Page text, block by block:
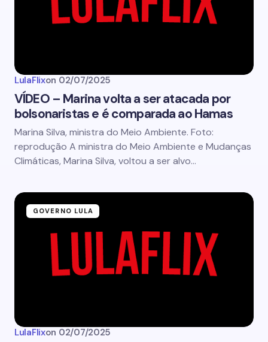
LulaFlixon 02/07/2025
VÍDEO – Marina volta a ser atacada por
bolsonaristas e é comparada ao Hamas
Marina Silva, ministra do Meio Ambiente. Foto:
reprodução A ministra do Meio Ambiente e Mudanças
Climáticas, Marina Silva, voltou a ser alvo…
GOVERNO LULA
LulaFlixon 02/07/2025